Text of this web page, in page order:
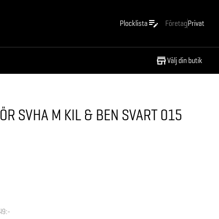
Plocklista FöretagPrivat
Välj din butik
SVHA M KIL & BEN SVART 015